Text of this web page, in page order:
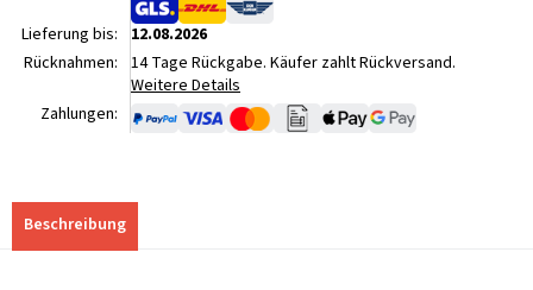
Lieferung bis:
12.08.2026
Rücknahmen: 14 Tage Rückgabe. Käufer zahlt Rückversand.
Weitere Details
Zahlungen:
Beschreibung